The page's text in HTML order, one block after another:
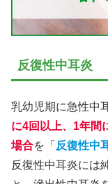
反復性中耳炎
乳幼児期に急性中
に4回以上、1年間
場合を「 反復性中
反復性中耳炎には